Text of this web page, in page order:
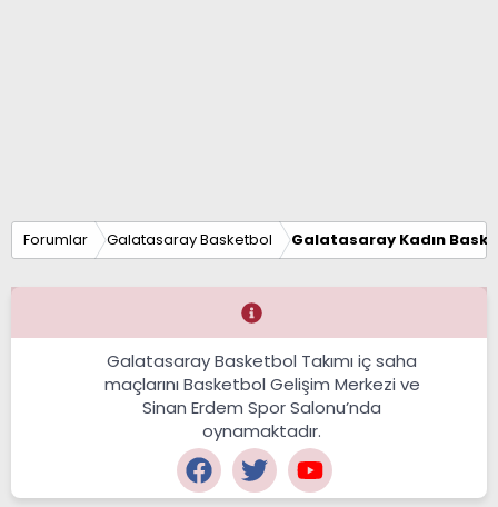
Forumlar Galatasaray Basketbol Galatasaray Kadın
Galatasaray Basketbol Takımı iç saha
maçlarını Basketbol Gelişim Merkezi ve
Sinan Erdem Spor Salonu’nda
oynamaktadır.